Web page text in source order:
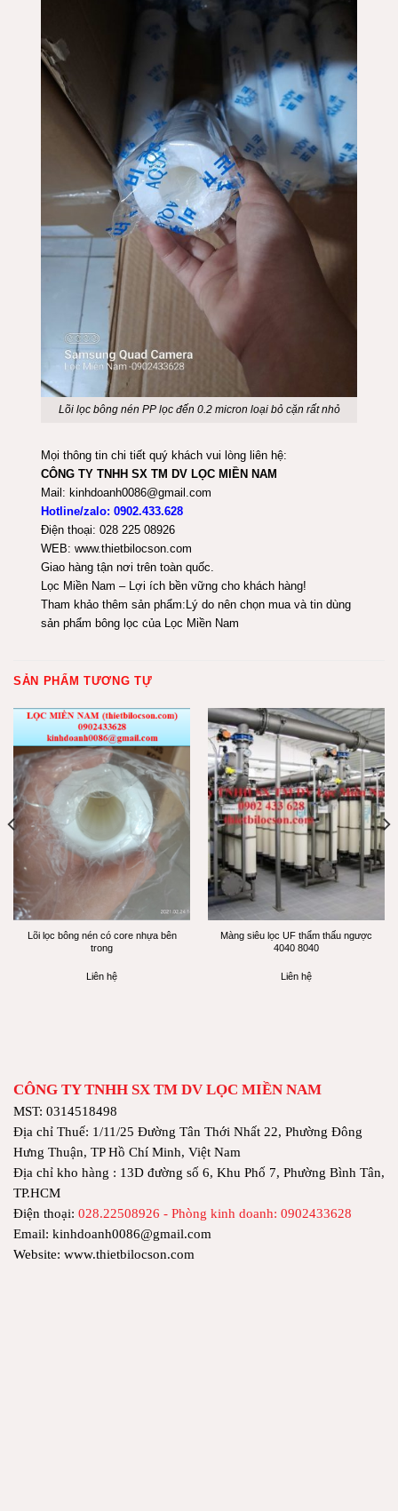
Lõi lọc bông nén PP lọc đến 0.2 micron loại bỏ cặn rất nhỏ
Mọi thông tin chi tiết quý khách vui lòng liên hệ:
CÔNG TY TNHH SX TM DV LỌC MIỀN NAM
Mail: kinhdoanh0086@gmail.com
Hotline/zalo: 0902.433.628
Điện thoại: 028 225 08926
WEB: www.thietbilocson.com
Giao hàng tận nơi trên toàn quốc.
Lọc Miền Nam – Lợi ích bền vững cho khách hàng!
Tham khảo thêm sản phẩm: Lý do nên chọn mua và tin dùng
sản phẩm bông lọc của Lọc Miền Nam
SẢN PHẨM TƯƠNG TỰ
Lõi lọc bông nén có core nhựa bên
trong
Liên hệ
Màng siêu lọc UF thẩm thấu ngược
4040 8040
Liên hệ
CÔNG TY TNHH SX TM DV LỌC MIỀN NAM
MST: 0314518498
Địa chỉ Thuế: 1/11/25 Đường Tân Thới Nhất 22, Phường Đông
Hưng Thuận, TP Hồ Chí Minh, Việt Nam
Địa chỉ kho hàng : 13D đường số 6, Khu Phố 7, Phường Bình Tân,
TP.HCM
Điện thoại: 028.22508926 - Phòng kinh doanh: 0902433628
Email: kinhdoanh0086@gmail.com
Website: www.thietbilocson.com